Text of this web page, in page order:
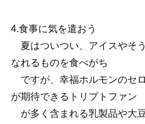
4.食事に気を遣おう
夏はついつい、アイスやそ
なれるものを食べがち
ですが、幸福ホルモンのセ
が期待できるトリプトファン
が多く含まれる乳製品や大